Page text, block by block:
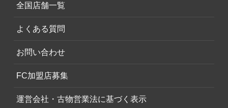
全国店舗一覧
よくある質問
お問い合わせ
FC加盟店募集
運営会社・古物営業法に基づく表示